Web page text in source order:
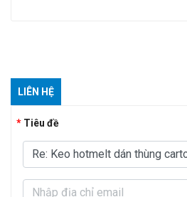
LIÊN HỆ
Tiêu đề